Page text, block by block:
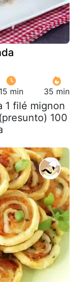
15 min 35 min
1 filé mignon
100